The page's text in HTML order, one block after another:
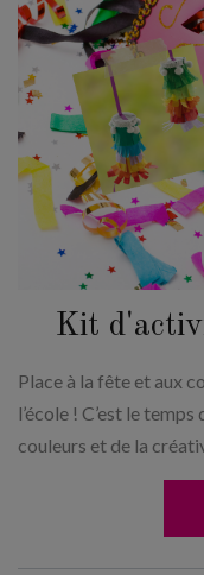
Kit
Place à la fête et aux
l’école ! C’est le
couleurs et de la